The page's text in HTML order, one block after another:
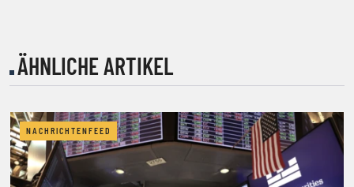
ÄHNLICHE ARTIKEL
NACHRICHTENFEED